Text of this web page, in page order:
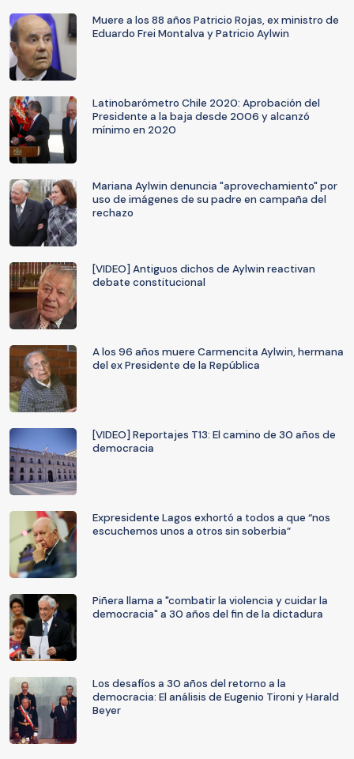
Muere a los 88 años Patricio Rojas, ex ministro de
Eduardo Frei Montalva y Patricio Aylwin
Latinobarómetro Chile 2020: Aprobación del
Presidente a la baja desde 2006 y alcanzó
mínimo en 2020
Mariana Aylwin denuncia "aprovechamiento" por
uso de imágenes de su padre en campaña del
rechazo
[VIDEO] Antiguos dichos de Aylwin reactivan
debate constitucional
A los 96 años muere Carmencita Aylwin, hermana
del ex Presidente de la República
[VIDEO] Reportajes T13: El camino de 30 años de
democracia
Expresidente Lagos exhortó a todos a que “nos
escuchemos unos a otros sin soberbia”
Piñera llama a "combatir la violencia y cuidar la
democracia" a 30 años del fin de la dictadura
Los desafíos a 30 años del retorno a la
democracia: El análisis de Eugenio Tironi y Harald
Beyer